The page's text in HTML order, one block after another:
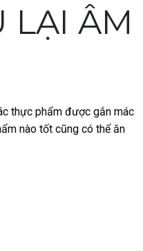
LẠI ÂM
thực phẩm được gắn mác
nào tốt cũng có thể ăn